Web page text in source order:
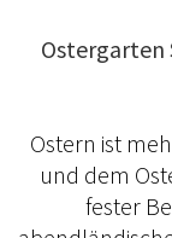
Ostern ist
und dem
fester